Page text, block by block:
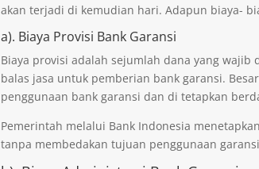
akan terjadi di kemudian hari. Adapun biaya-
a). Biaya Provisi Bank Garansi
Biaya provisi adalah sejumlah dana yang
balas jasa untuk pemberian bank garansi.
penggunaan bank garansi dan di tetapkan
Pemerintah melalui Bank Indonesia
tanpa membedakan tujuan penggunaan